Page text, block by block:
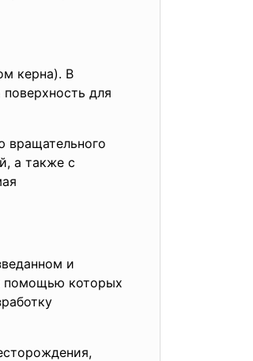
керна). В
для
вращательного
а также с
и
помощью которых